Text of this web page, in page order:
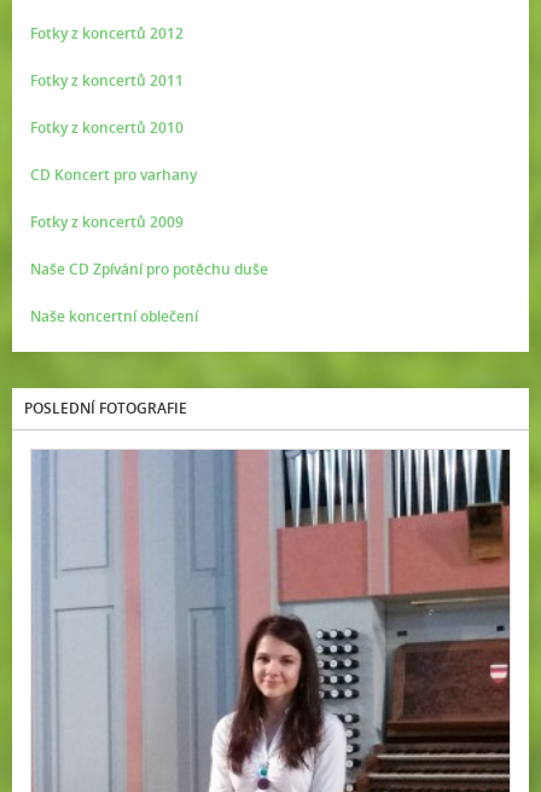
Fotky z koncertů 2012
Fotky z koncertů 2011
Fotky z koncertů 2010
CD Koncert pro varhany
Fotky z koncertů 2009
Naše CD Zpívání pro potěchu duše
Naše koncertní oblečení
POSLEDNÍ FOTOGRAFIE